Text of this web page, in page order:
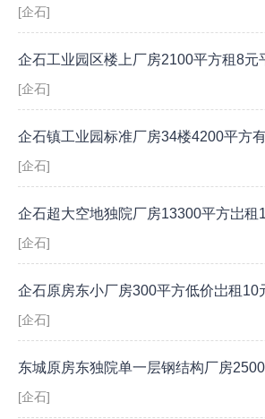
[企石]
企石工业园区楼上厂房2100平方租8元
[企石]
企石镇工业园标准厂房34楼4200平方
[企石]
企石超大空地独院厂房13300平方岀租
[企石]
企石原房东小厂房300平方低价岀租10
[企石]
东城原房东独院单一层钢结构厂房
[企石]